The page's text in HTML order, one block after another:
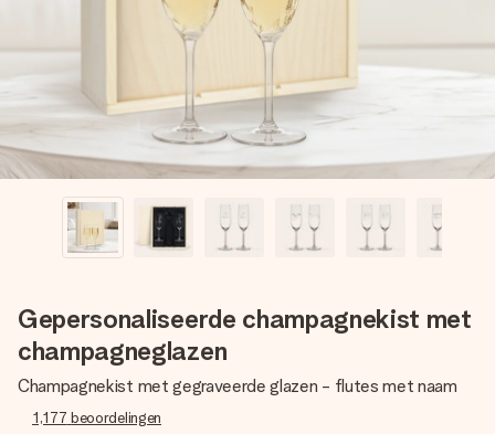
jullie foto of een boodschap die raakt. Zonder gedoe, maar
met alle aandacht voor het moment.
Gepersonaliseerde champagnekist met
champagneglazen
Champagnekist met gegraveerde glazen - flutes met naam
1,177 beoordelingen